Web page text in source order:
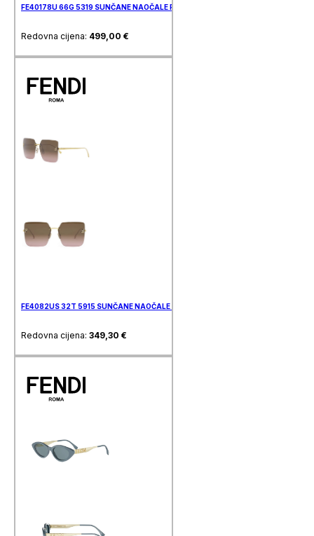
FE40178U 66G 5319 SUNČANE NAOČALE FENDI
Redovna cijena: 499,00 €
FE4082US 32T 5915 SUNČANE NAOČALE FENDI
Redovna cijena: 349,30 €